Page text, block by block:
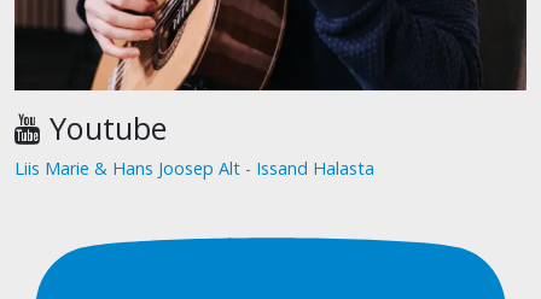
Youtube
Liis Marie & Hans Joosep Alt - Issand Halasta